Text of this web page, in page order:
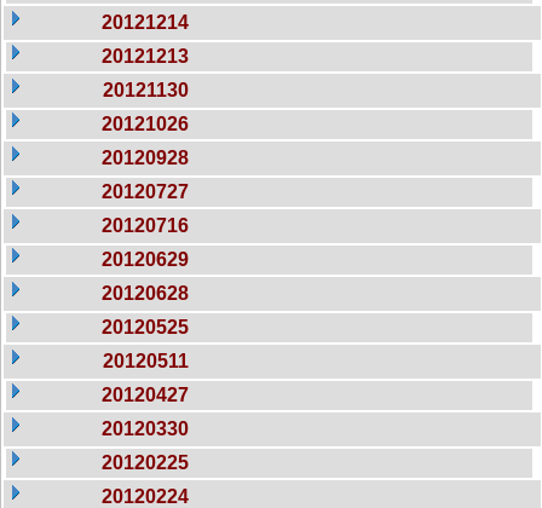
20121214
20121213
20121130
20121026
20120928
20120727
20120716
20120629
20120628
20120525
20120511
20120427
20120330
20120225
20120224